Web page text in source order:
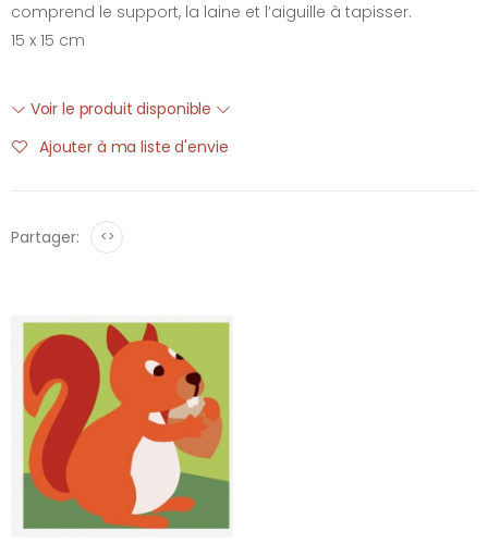
comprend le support, la laine et l’aiguille à tapisser.
15 x 15 cm
Voir le produit disponible
Ajouter à ma liste d'envie
Partager: <>